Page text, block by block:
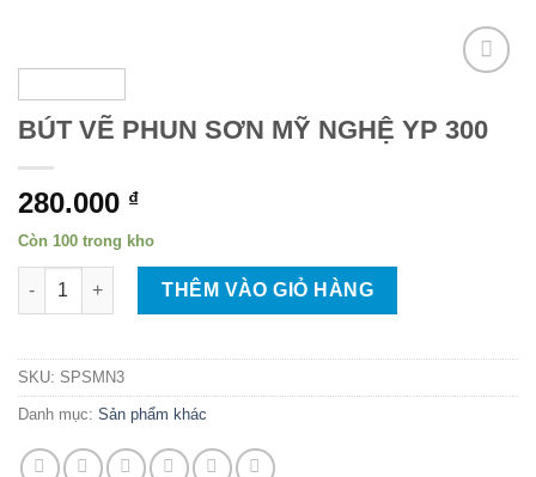
BÚT VẼ PHUN SƠN MỸ NGHỆ YP 300
280.000 ₫
Còn 100 trong kho
BÚT VẼ PHUN SƠN MỸ NGHỆ YP 300 số lượng
THÊM VÀO GIỎ HÀNG
SKU: SPSMN3
Danh mục: Sản phẩm khác